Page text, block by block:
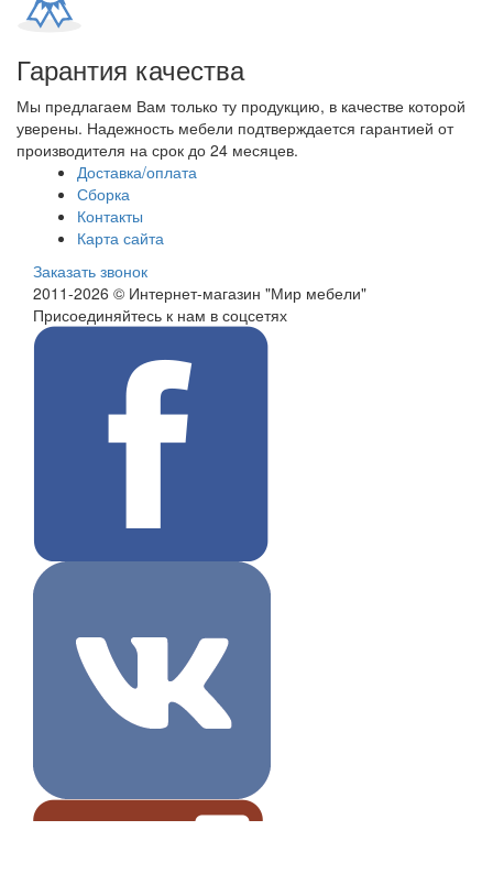
Гарантия качества
Мы предлагаем Вам только ту продукцию, в качестве которой
уверены. Надежность мебели подтверждается гарантией от
производителя на срок до 24 месяцев.
Доставка/оплата
Сборка
Контакты
Карта сайта
Заказать звонок
2011-2026 © Интернет-магазин "Мир мебели"
Присоединяйтесь к нам в соцсетях